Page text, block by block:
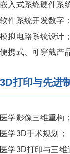
嵌入式系统硬件系
软件系统开发数字；
模拟电路系统设计；
便携式、可穿戴产
3D打印与先进
医学影像三维重构；
医学3D手术规划；
医学3D打印与三维